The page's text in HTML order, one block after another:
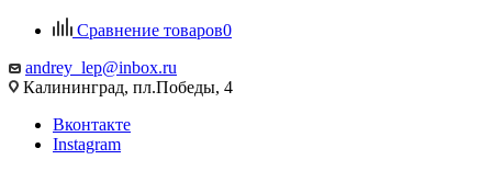
Сравнение товаров0
andrey_lep@inbox.ru
Калининград, пл.Победы, 4
Вконтакте
Instagram